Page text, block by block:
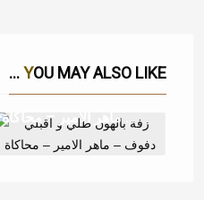
YOU MAY ALSO LIKE ...
زفة بالهون طلي و اقبلي دفوف – ماهر الامير – محاكاة